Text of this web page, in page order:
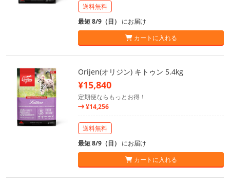
送料無料
最短 8/9（日） にお届け
カートに入れる
Orijen(オリジン) キトゥン 5.4kg
¥15,840
定期便ならもっとお得！
¥14,256
送料無料
最短 8/9（日） にお届け
カートに入れる